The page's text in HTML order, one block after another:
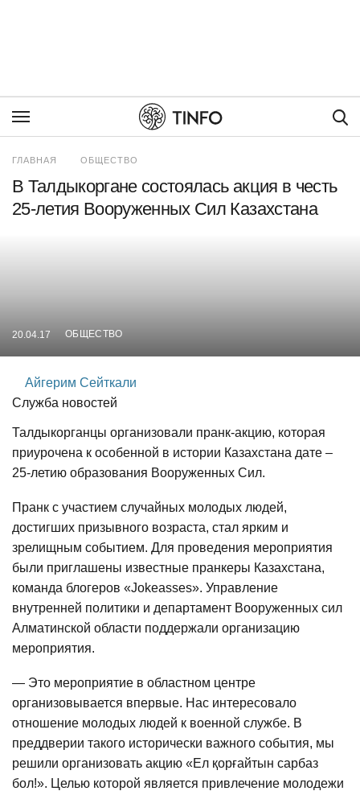
ГЛАВНАЯ ОБЩЕСТВО
В Талдыкоргане состоялась акция в честь
25-летия Вооруженных Сил Казахстана
20.04.17 ОБЩЕСТВО
Айгерим Сейткали
Служба новостей
Талдыкорганцы организовали пранк-акцию, которая
приурочена к особенной в истории Казахстана дате –
25-летию образования Вооруженных Сил.
Пранк с участием случайных молодых людей,
достигших призывного возраста, стал ярким и
зрелищным событием. Для проведения мероприятия
были приглашены известные пранкеры Казахстана,
команда блогеров «Jokeasses». Управление
внутренней политики и департамент Вооруженных сил
Алматинской области поддержали организацию
мероприятия.
— Это мероприятие в областном центре
организовывается впервые. Нас интересовало
отношение молодых людей к военной службе. В
преддверии такого исторически важного события, мы
решили организовать акцию «Ел қорғайтын сарбаз
бол!». Целью которой является привлечение молодежи